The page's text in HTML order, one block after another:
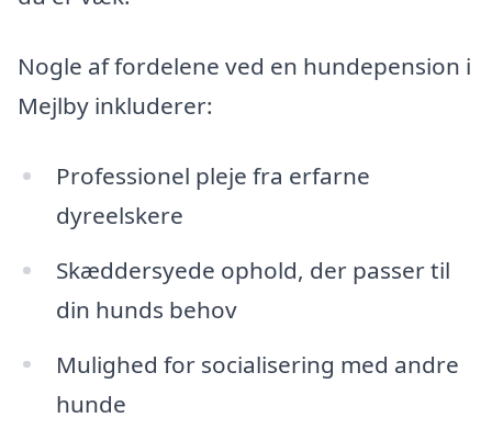
Nogle af fordelene ved en hundepension i
Mejlby inkluderer:
Professionel pleje fra erfarne
dyreelskere
Skæddersyede ophold, der passer til
din hunds behov
Mulighed for socialisering med andre
hunde